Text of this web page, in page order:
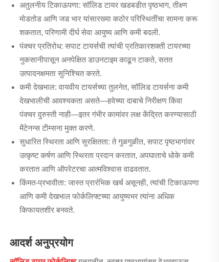
अतुलनीय टिकाऊपणा: सॉलिड टायर खडबडीत पृष्ठभाग, तीक्ष्ण
मोडतोड आणि जड भार यांसारख्या कठोर परिस्थितींचा सामना करू
शकतात, परिणामी दीर्घ सेवा आयुष्य आणि कमी बदली.
पंक्चर प्रतिरोध: सपाट टायर्सची त्यांची प्रतिकारशक्ती टायरच्या
नुकसानीपासून अनपेक्षित डाउनटाइम काढून टाकते, सतत
उत्पादनक्षमता सुनिश्चित करते.
कमी देखभाल: वायवीय टायर्सच्या तुलनेत, सॉलिड टायर्सना कमी
देखभालीची आवश्यकता असते—हवेच्या दाबाचे निरीक्षण किंवा
पंक्चर दुरुस्ती नाही—इतर गंभीर कामांवर लक्ष केंद्रित करण्यासाठी
मेंटेनन्स टीम्सना मुक्त करणे.
सुधारित स्थिरता आणि सुरक्षितता: ते गुळगुळीत, सपाट पृष्ठभागांवर
उत्कृष्ट कर्षण आणि स्थिरता प्रदान करतात, अपघाताचे धोके कमी
करतात आणि ऑपरेटरचा आत्मविश्वास वाढवतात.
किंमत-प्रभावीता: जास्त प्रारंभिक खर्च असूनही, त्यांची टिकाऊपणा
आणि कमी देखभाल फोर्कलिफ्टच्या आयुष्यभर त्यांना अधिक
किफायतशीर बनवते.
आदर्श अनुप्रयोग